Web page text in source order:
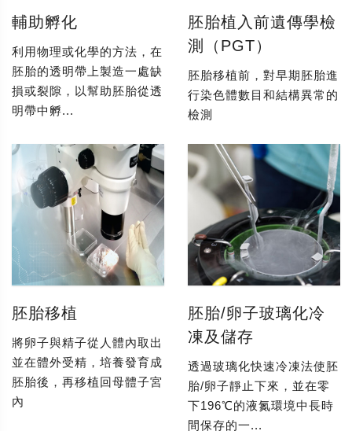
輔助孵化
利用物理或化學的方法，在
胚胎的透明帶上製造一處缺
損或裂隙，以幫助胚胎從透
明帶中孵...
胚胎植入前遺傳學檢
測（PGT）
胚胎移植前，對早期胚胎進
行染色體數目和結構異常的
檢測
胚胎移植
將卵子與精子從人體內取出
並在體外受精，培養發育成
胚胎後，再移植回母體子宮
內
胚胎/卵子玻璃化冷
凍及儲存
透過玻璃化快速冷凍法使胚
胎/卵子靜止下來，並在零
下196℃的液氮環境中長時
間保存的一...